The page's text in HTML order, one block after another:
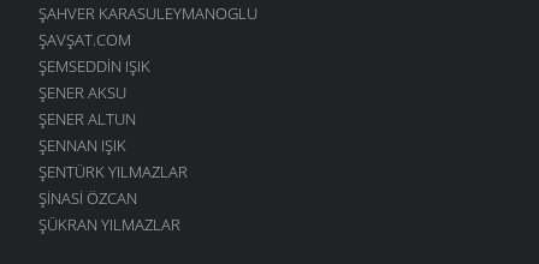
ŞAHVER KARASULEYMANOGLU
ŞAVŞAT.COM
ŞEMSEDDIN IŞIK
ŞENER AKSU
ŞENER ALTUN
ŞENNAN IŞIK
ŞENTÜRK YILMAZLAR
ŞINASI ÖZCAN
ŞÜKRAN YILMAZLAR